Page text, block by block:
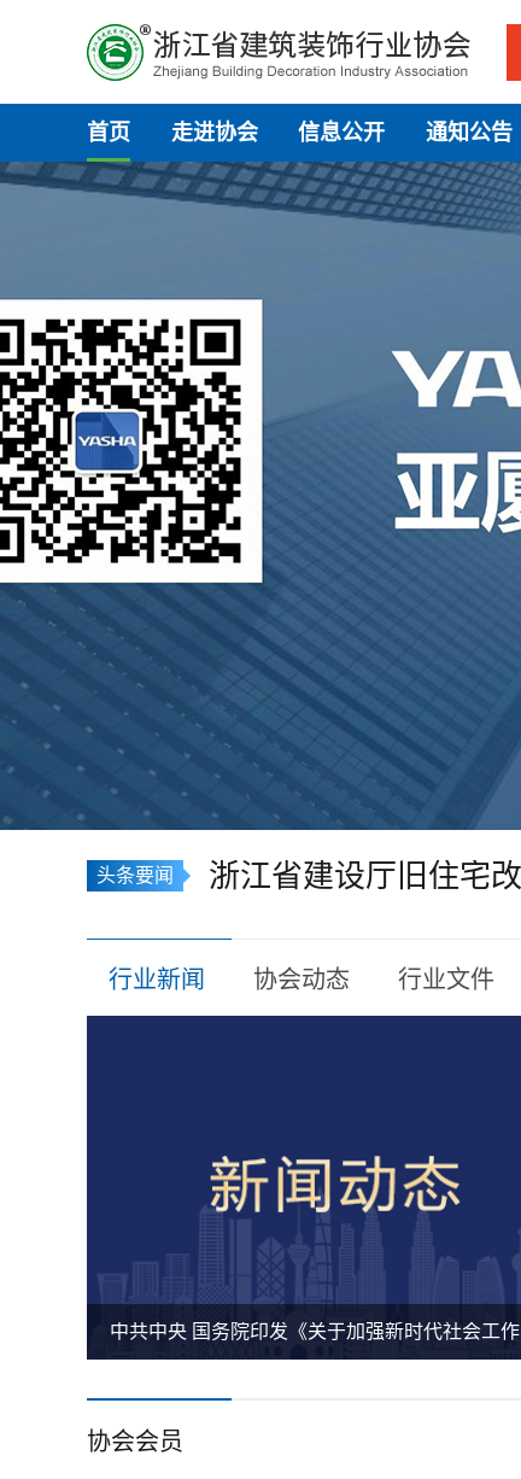
首页 走进协会 信息公开 通知公告
头条要闻
行业新闻 协会动态 行业文件
协会会员